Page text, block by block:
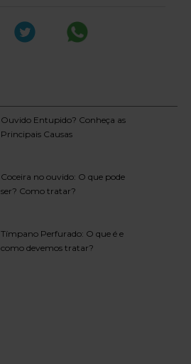
Ouvido Entupido? Conheça as
Principais Causas
Coceira no ouvido: O que pode
ser? Como tratar?
Tímpano Perfurado: O que é e
como devemos tratar?